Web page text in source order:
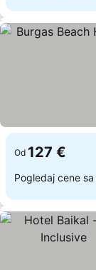
Od 127 €
Pogledaj cene sa